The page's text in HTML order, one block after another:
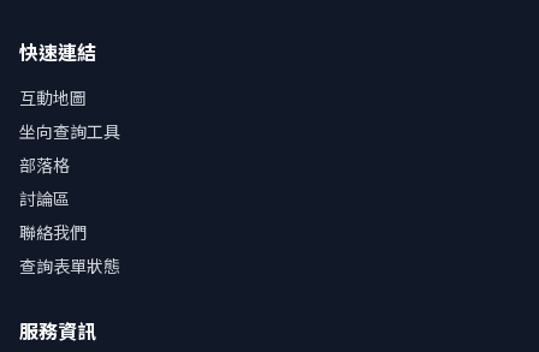
快速連結
互動地圖
坐向查詢工具
部落格
討論區
聯絡我們
查詢表單狀態
服務資訊